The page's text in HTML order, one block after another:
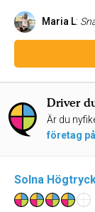
Maria L:
Driver
Är du
företag
Solna